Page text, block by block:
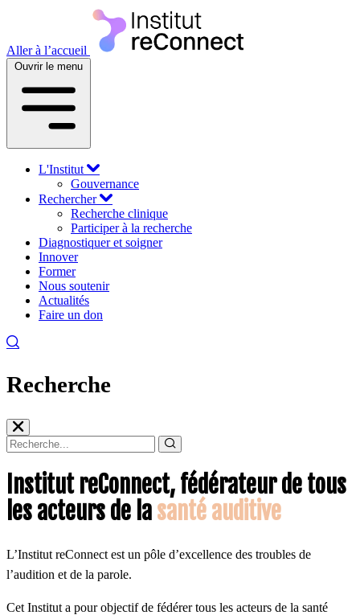
Aller à l’accueil
Ouvrir le menu
L'Institut
Gouvernance
Rechercher
Recherche clinique
Participer à la recherche
Diagnostiquer et soigner
Innover
Former
Nous soutenir
Actualités
Faire un don
Recherche
Institut reConnect, fédérateur de tous
les acteurs de lasanté auditive
L’Institut reConnect est un pôle d’excellence des troubles de
l’audition et de la parole.
Cet Institut a pour objectif de fédérer tous les acteurs de la santé